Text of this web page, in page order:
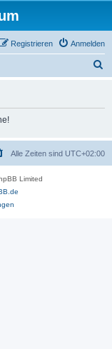
Anmelden
Registrieren
Alle Zeiten sind UTC+02:00
Limited